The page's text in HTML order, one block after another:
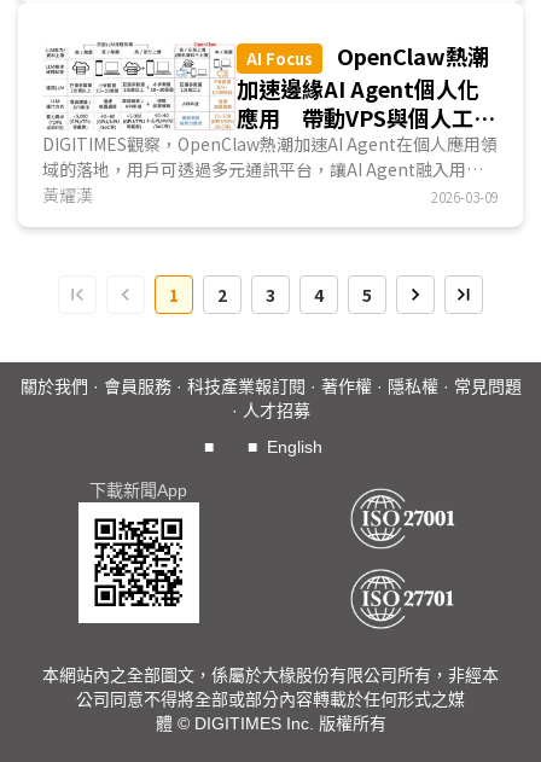
資人的投資不確定性，甚至吸引未來新投資人注資等，預期在
龐大AI算力商機、業者競爭壓力影響下，Neocloud與CSP合
縱連橫將變動劇烈，Neocloud有望成為AI硬體供應鏈的關鍵
客戶。...
AI Focus
OpenClaw熱潮
加速邊緣AI Agent個人化
應用 帶動VPS與個人工作
站需求
DIGITIMES觀察，OpenClaw熱潮加速AI Agent在個人應用領
域的落地，用戶可透過多元通訊平台，讓AI Agent融入用戶
日常生活。在LLM推論層面，OpenClaw可串接雲端L...
黃耀漢 2026-03-09
1 2 3 4 5
關於我們 · 會員服務· 科技產業報訂閱 · 著作權· 隱私權· 常見問題
· 人才招募
■
■ English
下載新聞App
本網站內之全部圖文，係屬於大椽股份有限公司所有，非經本
公司同意不得將全部或部分內容轉載於任何形式之媒
體 © DIGITIMES Inc. 版權所有